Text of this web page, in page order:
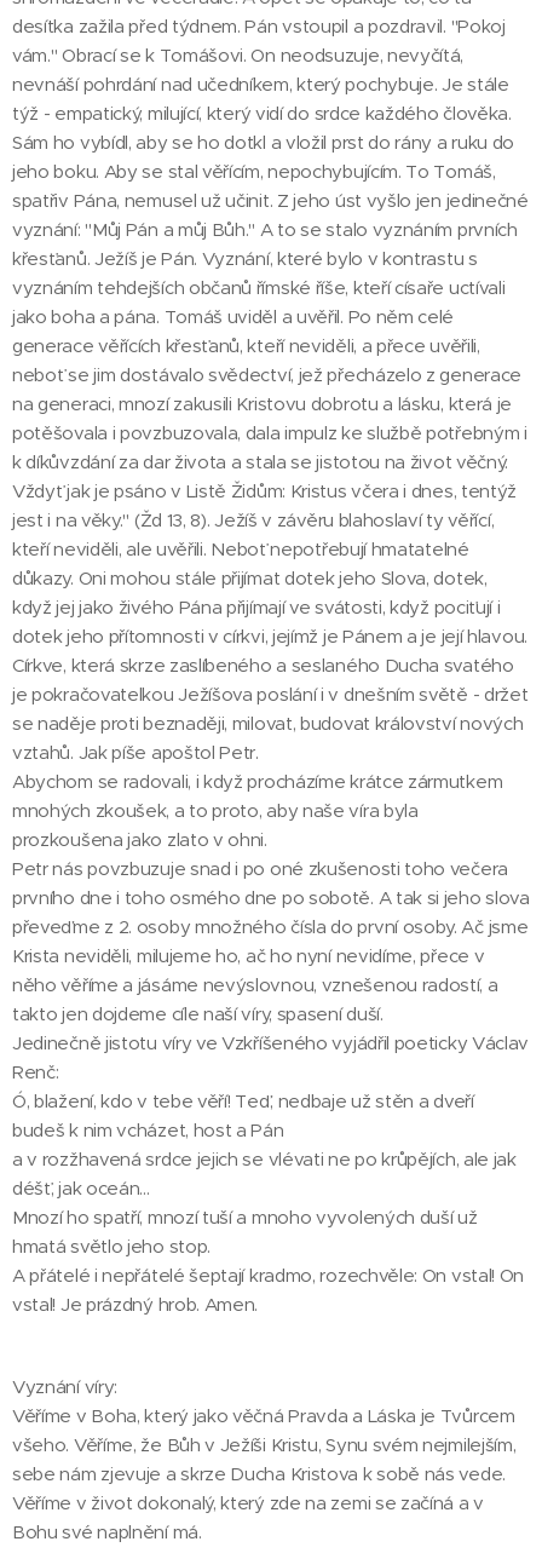
desítka zažila před týdnem. Pán vstoupil a pozdravil. "Pokoj
vám." Obrací se k Tomášovi. On neodsuzuje, nevyčítá,
nevnáší pohrdání nad učedníkem, který pochybuje. Je stále
týž - empatický, milující, který vidí do srdce každého člověka.
Sám ho vybídl, aby se ho dotkl a vložil prst do rány a ruku do
jeho boku. Aby se stal věřícím, nepochybujícím. To Tomáš,
spatřiv Pána, nemusel už učinit. Z jeho úst vyšlo jen jedinečné
vyznání: "Můj Pán a můj Bůh." A to se stalo vyznáním prvních
křesťanů. Ježíš je Pán. Vyznání, které bylo v kontrastu s
vyznáním tehdejších občanů římské říše, kteří císaře uctívali
jako boha a pána. Tomáš uviděl a uvěřil. Po něm celé
generace věřících křesťanů, kteří neviděli, a přece uvěřili,
neboť se jim dostávalo svědectví, jež přecházelo z generace
na generaci, mnozí zakusili Kristovu dobrotu a lásku, která je
potěšovala i povzbuzovala, dala impulz ke službě potřebným i
k díkůvzdání za dar života a stala se jistotou na život věčný.
Vždyť jak je psáno v Listě Židům: Kristus včera i dnes, tentýž
jest i na věky." (Žd 13, 8). Ježíš v závěru blahoslaví ty věřící,
kteří neviděli, ale uvěřili. Neboť nepotřebují hmatatelné
důkazy. Oni mohou stále přijímat dotek jeho Slova, dotek,
když jej jako živého Pána přijímají ve svátosti, když pociťují i
dotek jeho přítomnosti v církvi, jejímž je Pánem a je její hlavou.
Církve, která skrze zaslíbeného a seslaného Ducha svatého
je pokračovatelkou Ježíšova poslání i v dnešním světě - držet
se naděje proti beznaději, milovat, budovat království nových
vztahů. Jak píše apoštol Petr.
Abychom se radovali, i když procházíme krátce zármutkem
mnohých zkoušek, a to proto, aby naše víra byla
prozkoušena jako zlato v ohni.
Petr nás povzbuzuje snad i po oné zkušenosti toho večera
prvního dne i toho osmého dne po sobotě. A tak si jeho slova
převeďme z 2. osoby množného čísla do první osoby. Ač jsme
Krista neviděli, milujeme ho, ač ho nyní nevidíme, přece v
něho věříme a jásáme nevýslovnou, vznešenou radostí, a
takto jen dojdeme cíle naší víry, spasení duší.
Jedinečně jistotu víry ve Vzkříšeného vyjádřil poeticky Václav
Renč:
Ó, blažení, kdo v tebe věří! Teď, nedbaje už stěn a dveří
budeš k nim vcházet, host a Pán
a v rozžhavená srdce jejich se vlévati ne po krůpějích, ale jak
déšť, jak oceán...
Mnozí ho spatří, mnozí tuší a mnoho vyvolených duší už
hmatá světlo jeho stop.
A přátelé i nepřátelé šeptají kradmo, rozechvěle: On vstal! On
vstal! Je prázdný hrob. Amen.
Vyznání víry:
Věříme v Boha, který jako věčná Pravda a Láska je Tvůrcem
všeho. Věříme, že Bůh v Ježíši Kristu, Synu svém nejmilejším,
sebe nám zjevuje a skrze Ducha Kristova k sobě nás vede.
Věříme v život dokonalý, který zde na zemi se začíná a v
Bohu své naplnění má.